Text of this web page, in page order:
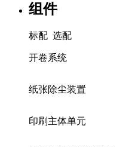
组件
标配 选配
开卷系统
纸张除尘装置
印刷主体单元